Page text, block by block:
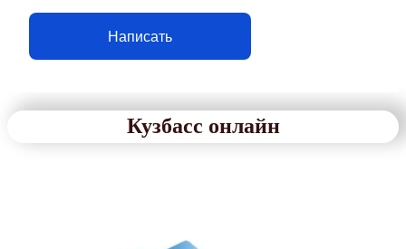
Написать
Кузбасс онлайн